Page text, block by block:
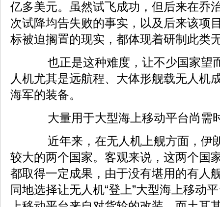
亿多美元。虽然试飞成功，但后来在乔
次试降均告失败的事实，以及后来该项
标被迫搁置的现实，都体现着研制此类
也正是这种难度，让不少国家望
人机尤其是远航程、大体形舰载无人机
海军的装备。
大量用于大型海上移动平台尚需
近年来，在无人机上舰方面，伊
较大的两个国家。客观来说，这两个国
都取得一定成果，由于没有堪用的有人
同地选择让无人机“登上”大型海上移动